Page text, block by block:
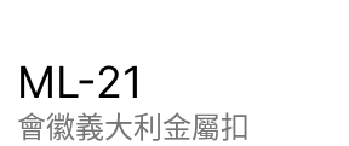
ML-21
會徽義大利金屬扣